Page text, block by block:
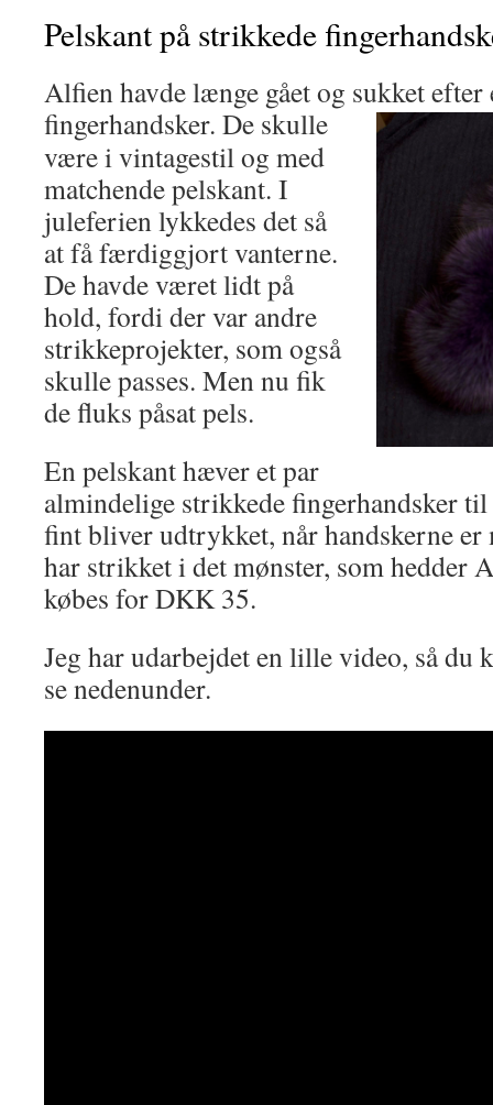
Pelskant på strikkede
Alfien havde længe gået og sukket
fingerhandsker. De skulle
være i vintagestil og med
matchende pelskant. I
juleferien lykkedes det så
at få færdiggjort vanterne.
De havde været lidt på
hold, fordi der var andre
strikkeprojekter, som også
skulle passes. Men nu fik
de fluks påsat pels.
En pelskant hæver et par
almindelige strikkede fingerhandsker
fint bliver udtrykket, når handskerne er
har strikket i det mønster, som hedder
købes for DKK 35.
Jeg har udarbejdet en lille video, så du
se nedenunder.